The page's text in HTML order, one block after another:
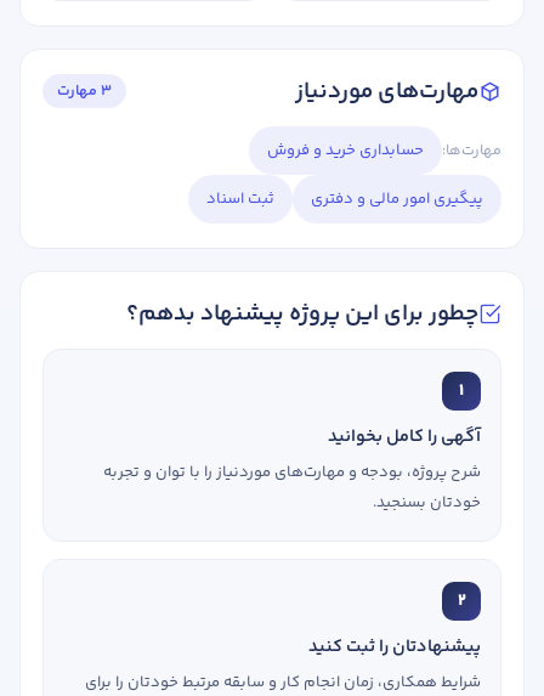
مهارت‌های موردنیاز 3 مهارت
مهارت‌ها:
حسابداری خرید و فروش
پیگیری امور مالی و دفتری
ثبت اسناد
چطور برای این پروژه پیشنهاد بدهم؟
1
آگهی را کامل بخوانید
شرح پروژه، بودجه و مهارت‌های موردنیاز را با توان و تجربه
خودتان بسنجید.
2
پیشنهادتان را ثبت کنید
شرایط همکاری، زمان انجام کار و سابقه مرتبط خودتان را برای